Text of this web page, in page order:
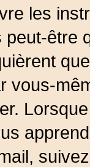
les
être
vous-